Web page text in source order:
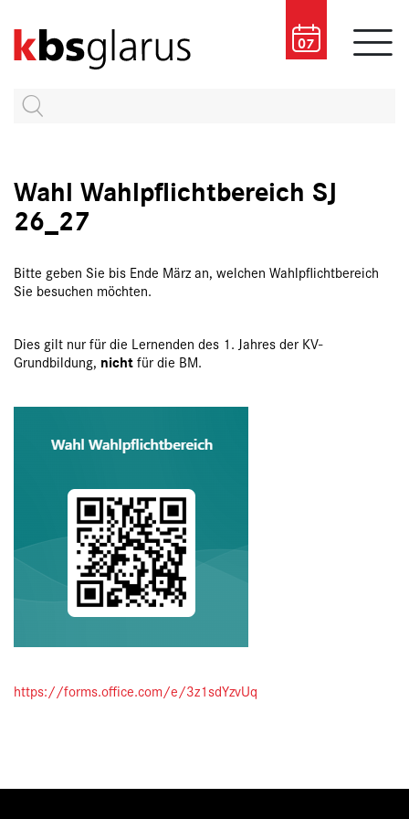
07
Wahl Wahlpflichtbereich SJ
26_27
Bitte geben Sie bis Ende März an, welchen Wahlpflichtbereich
Sie besuchen möchten.
Dies gilt nur für die Lernenden des 1. Jahres der KV-
Grundbildung, nichtfür die BM.
https://forms.office.com/e/3z1sdYzvUq